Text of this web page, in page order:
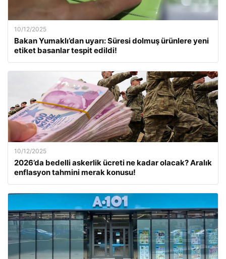
10/12/2025
Bakan Yumaklı’dan uyarı: Süresi dolmuş ürünlere yeni
etiket basanlar tespit edildi!
10/12/2025
2026’da bedelli askerlik ücreti ne kadar olacak? Aralık
enflasyon tahmini merak konusu!